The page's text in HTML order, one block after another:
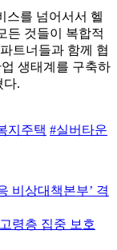
스를 넘어서서 헬
든 것들이 복합적
트너들과 함께 협
생태계를 구축하
다.
지주택 #실버타운
비상대책본부’ 격
령층 집중 보호